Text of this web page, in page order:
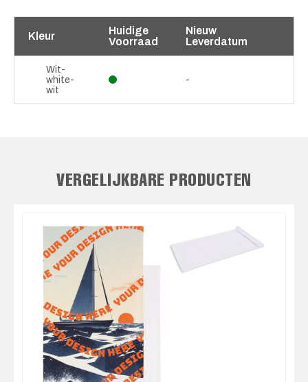
Kleur
Huidige
Voorraad
Nieuw
Leverdatum
Wit-
white-
wit
-
VERGELIJKBARE PRODUCTEN